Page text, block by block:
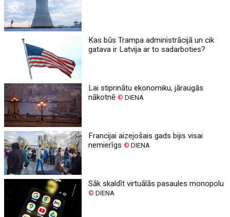
Kas būs Trampa administrācijā un cik
gatava ir Latvija ar to sadarboties?
Lai stiprinātu ekonomiku, jāraugās
nākotnē© DIENA
Francijai aizejošais gads bijis visai
nemierīgs© DIENA
Sāk skaldīt virtuālās pasaules monopolu
© DIENA